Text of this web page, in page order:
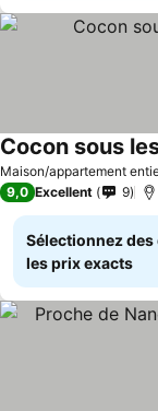
Maison/appartement
Cocon sous
9,0 Excellent 9
Sélectionnez
les prix exacts